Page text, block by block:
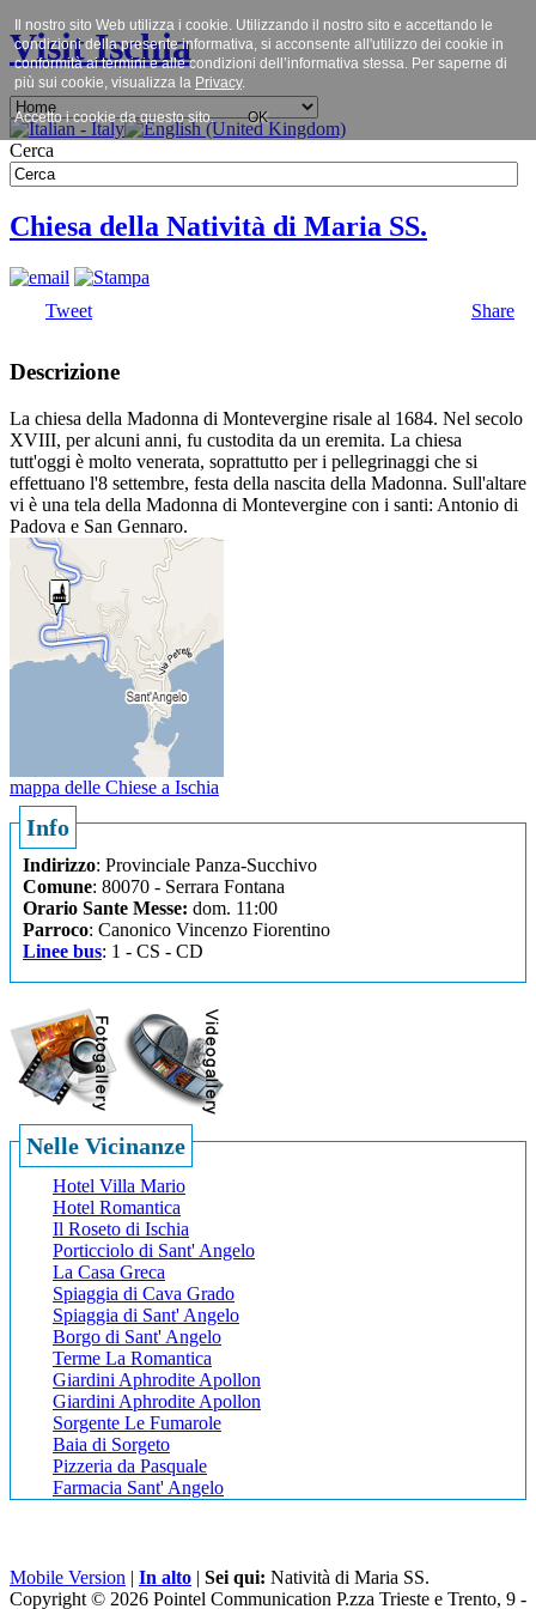
Visit Ischia
Cerca
Chiesa della Natività di Maria SS.
Tweet Share
Descrizione
La chiesa della Madonna di Montevergine risale al 1684. Nel secolo
XVIII, per alcuni anni, fu custodita da un eremita. La chiesa
tutt'oggi è molto venerata, soprattutto per i pellegrinaggi che si
effettuano l'8 settembre, festa della nascita della Madonna. Sull'altare
vi è una tela della Madonna di Montevergine con i santi: Antonio di
Padova e San Gennaro.
mappa delle Chiese a Ischia
Info
Indirizzo: Provinciale Panza-Succhivo
Comune: 80070 - Serrara Fontana
Orario Sante Messe: dom. 11:00
Parroco: Canonico Vincenzo Fiorentino
Linee bus: 1 - CS - CD
Nelle Vicinanze
Hotel Villa Mario
Hotel Romantica
Il Roseto di Ischia
Porticciolo di Sant' Angelo
La Casa Greca
Spiaggia di Cava Grado
Spiaggia di Sant' Angelo
Borgo di Sant' Angelo
Terme La Romantica
Giardini Aphrodite Apollon
Giardini Aphrodite Apollon
Sorgente Le Fumarole
Baia di Sorgeto
Pizzeria da Pasquale
Farmacia Sant' Angelo
Mobile Version | In alto | Sei qui: Natività di Maria SS.
Copyright © 2026 Pointel Communication P.zza Trieste e Trento, 9 -
Il nostro sito Web utilizza i cookie. Utilizzando il nostro sito e accettando le
condizioni della presente informativa, si acconsente all'utilizzo dei cookie in
conformità ai termini e alle condizioni dell’informativa stessa. Per saperne di
più sui cookie, visualizza la Privacy.
Accetto i cookie da questo sito. OK